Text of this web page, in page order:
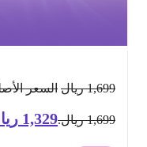
1,699 ريال السعر الأصلي
1,699 ريال. 1,329 ريال